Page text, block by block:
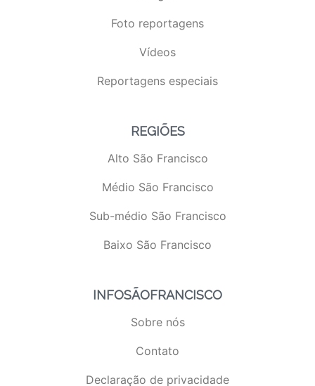
Foto reportagens
Vídeos
Reportagens especiais
REGIÕES
Alto São Francisco
Médio São Francisco
Sub-médio São Francisco
Baixo São Francisco
INFOSÃOFRANCISCO
Sobre nós
Contato
Declaração de privacidade